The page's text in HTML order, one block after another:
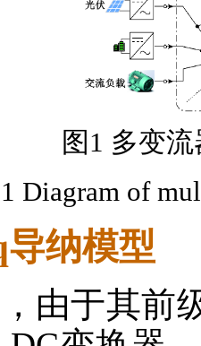
图1 多变
Diagram of
纳模型
由于其前